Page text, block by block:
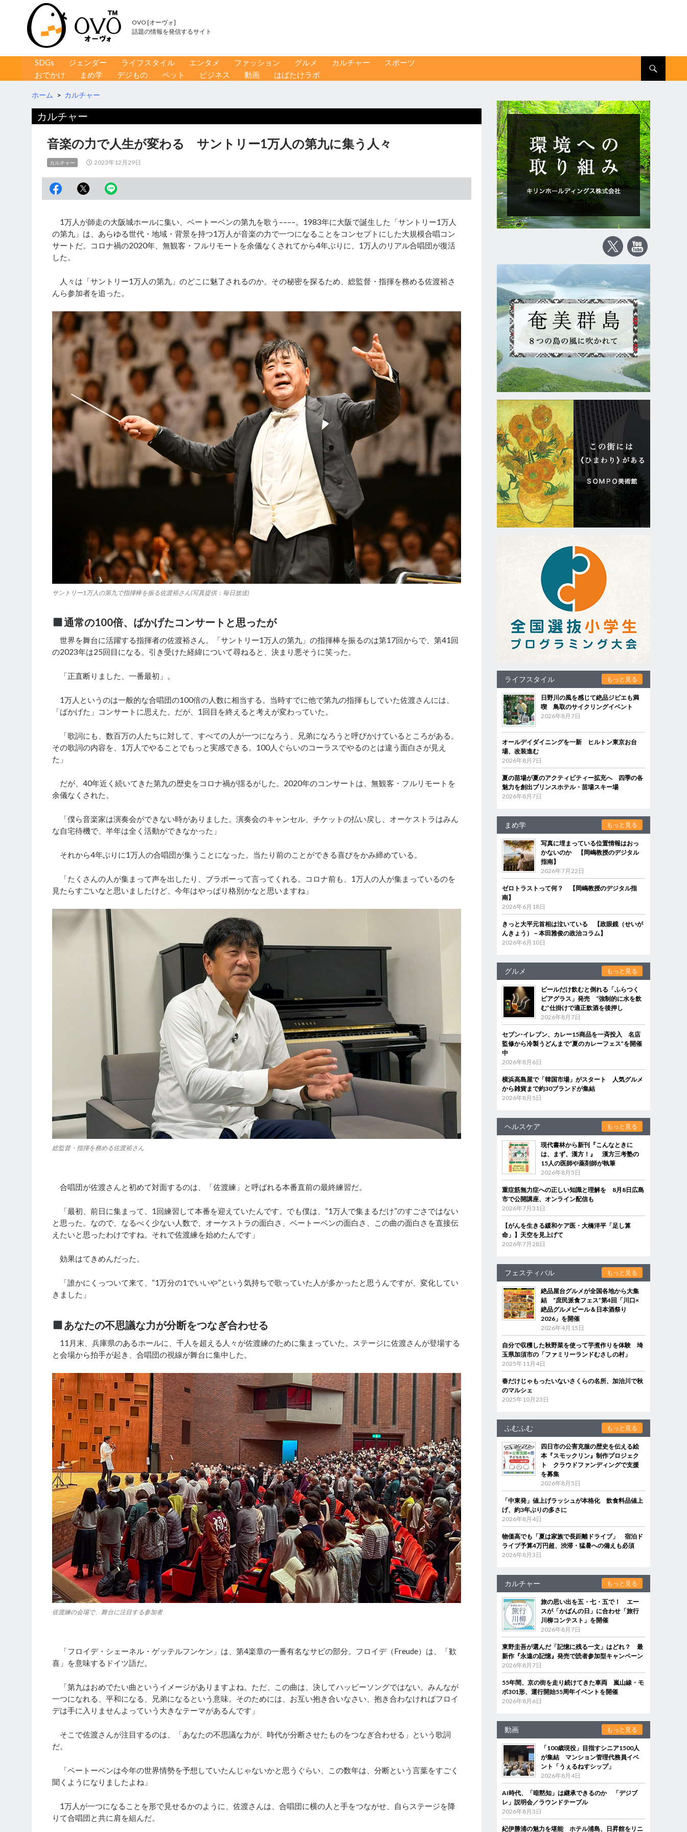
OVO [オーヴォ]
話題の情報を発信するサイト
コンテンツへ移動
SDGs ジェンダー ライフスタイル エンタメ ファッション グルメ カルチャー
スポーツ
おでかけ
まめ学 デジもの ペット ビジネス 動画 はばたけラボ
ホーム > カルチャー
カルチャー
音楽の力で人生が変わる サントリー1万人の第九に集う人々
カルチャー 2023年12月29日
1万人が師走の大阪城ホールに集い、ベートーベンの第九を歌う––––。1983年に大阪で誕生した「サントリー1万人
の第九」は、あらゆる世代・地域・背景を持つ1万人が音楽の力で一つになることをコンセプトにした大規模合唱コン
サートだ。コロナ禍の2020年、無観客・フルリモートを余儀なくされてから4年ぶりに、1万人のリアル合唱団が復活
した。
人々は「サントリー1万人の第九」のどこに魅了されるのか。その秘密を探るため、総監督・指揮を務める佐渡裕さ
んら参加者を追った。
サントリー1万人の第九で指揮棒を振る佐渡裕さん(写真提供：毎日放送)
通常の100倍、ばかげたコンサートと思ったが
世界を舞台に活躍する指揮者の佐渡裕さん。「サントリー1万人の第九」の指揮棒を振るのは第17回からで、第41回
の2023年は25回目になる。引き受けた経緯について尋ねると、決まり悪そうに笑った。
「正直断りました、一番最初」。
1万人というのは一般的な合唱団の100倍の人数に相当する。当時すでに他で第九の指揮もしていた佐渡さんには、
「ばかげた」コンサートに思えた。だが、1回目を終えると考えが変わっていた。
「歌詞にも、数百万の人たちに対して、すべての人が一つになろう、兄弟になろうと呼びかけているところがある。
その歌詞の内容を、1万人でやることでもっと実感できる。100人ぐらいのコーラスでやるのとは違う面白さが見え
た」
だが、40年近く続いてきた第九の歴史をコロナ禍が揺るがした。2020年のコンサートは、無観客・フルリモートを
余儀なくされた。
「僕ら音楽家は演奏会ができない時がありました。演奏会のキャンセル、チケットの払い戻し、オーケストラはみん
な自宅待機で、半年は全く活動ができなかった」
それから4年ぶりに1万人の合唱団が集うことになった。当たり前のことができる喜びをかみ締めている。
「たくさんの人が集まって声を出したり、ブラボーって言ってくれる。コロナ前も、1万人の人が集まっているのを
見たらすごいなと思いましたけど、今年はやっぱり格別かなと思いますね」
総監督・指揮を務める佐渡裕さん
合唱団が佐渡さんと初めて対面するのは、「佐渡練」と呼ばれる本番直前の最終練習だ。
「最初、前日に集まって、1回練習して本番を迎えていたんです。でも僕は、“1万人で集まるだけ”のすごさではない
と思った。なので、なるべく少ない人数で、オーケストラの面白さ、ベートーベンの面白さ、この曲の面白さを直接伝
えたいと思ったわけですね。それで佐渡練を始めたんです」
効果はてきめんだった。
「誰かにくっついて来て、“1万分の1でいいや”という気持ちで歌っていた人が多かったと思うんですが、変化してい
きました」
あなたの不思議な力が分断をつなぎ合わせる
11月末、兵庫県のあるホールに、千人を超える人々が佐渡練のために集まっていた。ステージに佐渡さんが登場する
と会場から拍手が起き、合唱団の視線が舞台に集中した。
佐渡練の会場で、舞台に注目する参加者
「フロイデ・シェーネル・ゲッテルフンケン」は、第4楽章の一番有名なサビの部分。フロイデ（Freude）は、「歓
喜」を意味するドイツ語だ。
「第九はおめでたい曲というイメージがありますよね。ただ、この曲は、決してハッピーソングではない。みんなが
一つになれる、平和になる、兄弟になるという意味。そのためには、お互い抱き合いなさい、抱き合わなければフロイ
デは手に入りませんよっていう大きなテーマがあるんです」
そこで佐渡さんが注目するのは、「あなたの不思議な力が、時代が分断させたものをつなぎ合わせる」という歌詞
だ。
「ベートーベンは今年の世界情勢を予想していたんじゃないかと思うぐらい、この数年は、分断という言葉をすごく
聞くようになりましたよね」
1万人が一つになることを形で見せるかのように、佐渡さんは、合唱団に横の人と手をつながせ、自らステージを降
りて合唱団と共に肩を組んだ。
ライフスタイル もっと見る
日野川の風を感じて絶品ジビエも満
喫 鳥取のサイクリングイベント
2026年8月7日
オールデイダイニングを一新 ヒルトン東京お台
場、改装進む
2026年8月7日
夏の苗場が夏のアクティビティー拡充へ 四季の各
魅力を創出プリンスホテル・苗場スキー場
2026年8月7日
まめ学 もっと見る
写真に埋まっている位置情報はおっ
かないのか 【岡嶋教授のデジタル
指南】
2026年7月22日
ゼロトラストって何？ 【岡嶋教授のデジタル指
南】
2026年6月18日
きっと大平元首相は泣いている 【政眼鏡（せいが
んきょう）－本田雅俊の政治コラム】
2026年6月10日
グルメ もっと見る
ビールだけ飲むと倒れる「ふらつく
ビアグラス」発売 “強制的に水を飲
む”仕掛けで適正飲酒を後押し
2026年8月7日
セブン‐イレブン、カレー15商品を一斉投入 名店
監修から冷製うどんまで“夏のカレーフェス”を開催
中
2026年8月6日
横浜高島屋で「韓国市場」がスタート 人気グルメ
から雑貨まで約30ブランドが集結
2026年8月5日
ヘルスケア もっと見る
現代書林から新刊『こんなときに
は、まず、漢方！』 漢方三考塾の
15人の医師や薬剤師が執筆
2026年8月5日
重症筋無力症への正しい知識と理解を 8月8日広島
市で公開講座、オンライン配信も
2026年7月31日
【がんを生きる緩和ケア医・大橋洋平「足し算
命」】天空を見上げて
2026年7月28日
フェスティバル もっと見る
絶品屋台グルメが全国各地から大集
結 “庶民派食フェス”第4回「川口×
絶品グルメビール＆日本酒祭り
2026」を開催
2026年4月15日
自分で収穫した秋野菜を使って芋煮作りを体験 埼
玉県加須市の「ファミリーランドむさしの村」
2025年11月4日
春だけじゃもったいないさくらの名所、加治川で秋
のマルシェ
2025年10月23日
ふむふむ もっと見る
四日市の公害克服の歴史を伝える絵
本『スモックリン』制作プロジェク
ト クラウドファンディングで支援
を募集
2026年8月5日
「中東発」値上げラッシュが本格化 飲食料品値上
げ、約3年ぶりの多さに
2026年8月4日
物価高でも「夏は家族で長距離ドライブ」 宿泊ド
ライブ予算4万円超、渋滞・猛暑への備えも必須
2026年8月3日
カルチャー もっと見る
旅の思い出を五・七・五で！ エー
スが「かばんの日」に合わせ「旅行
川柳コンテスト」を開催
2026年8月7日
東野圭吾が選んだ「記憶に残る一文」はどれ？ 最
新作『永遠の記憶』発売で読者参加型キャンペーン
2026年8月7日
55年間、京の街を走り続けてきた車両 嵐山線・モ
ボ301形、運行開始55周年イベントを開催
2026年8月6日
動画 もっと見る
「100歳現役」目指すシニア1500人
が集結 マンション管理代務員イベ
ント「うぇるねすシップ」
2026年8月4日
AI時代、「暗黙知」は継承できるのか 「デジブ
レ」説明会／ラウンドテーブル
2026年8月3日
紀伊勝浦の魅力を堪能 ホテル浦島、日昇館をリニ